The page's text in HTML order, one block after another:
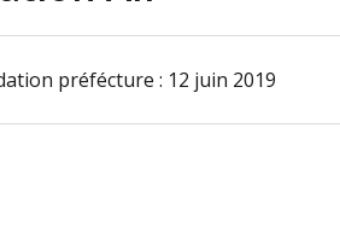
préfécture : 12 juin 2019